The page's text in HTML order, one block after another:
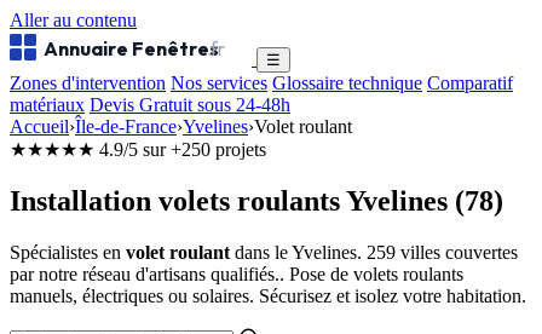
Aller au contenu
Annuaire Fenêtres
.fr ☰
Zones d'intervention Nos services Glossaire technique Comparatif
matériaux Devis Gratuit sous 24-48h
Accueil›Île-de-France›Yvelines›Volet roulant
★★★★★ 4.9/5 sur +250 projets
Installation volets roulants Yvelines (78)
Spécialistes en volet roulant dans le Yvelines. 259 villes couvertes
par notre réseau d'artisans qualifiés.. Pose de volets roulants
manuels, électriques ou solaires. Sécurisez et isolez votre habitation.